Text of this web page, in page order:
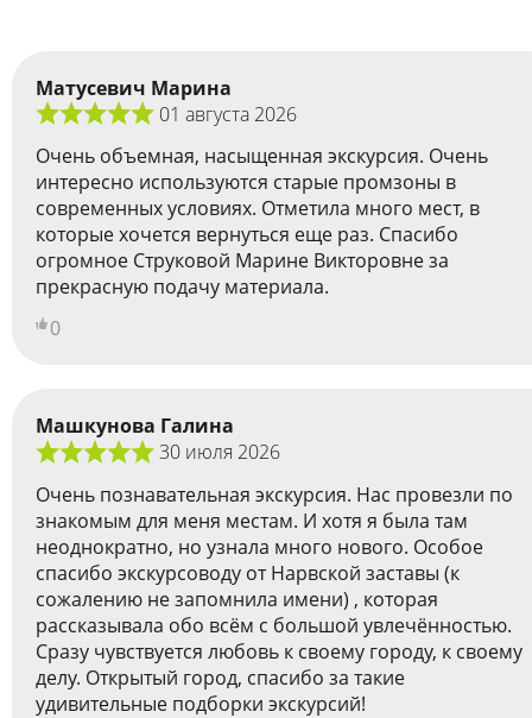
Матусевич Марина
01 августа 2026
Очень объемная, насыщенная экскурсия. Очень
интересно используются старые промзоны в
современных условиях. Отметила много мест, в
которые хочется вернуться еще раз. Спасибо
огромное Струковой Марине Викторовне за
прекрасную подачу материала.
0
Машкунова Галина
30 июля 2026
Очень познавательная экскурсия. Нас провезли по
знакомым для меня местам. И хотя я была там
неоднократно, но узнала много нового. Особое
спасибо экскурсоводу от Нарвской заставы (к
сожалению не запомнила имени) , которая
рассказывала обо всём с большой увлечённостью.
Сразу чувствуется любовь к своему городу, к своему
делу. Открытый город, спасибо за такие
удивительные подборки экскурсий!